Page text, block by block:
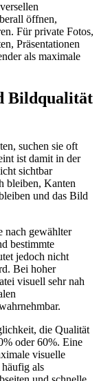
öffnen,
Für private Fotos,
Präsentationen
als maximale
Bildqualität
suchen sie oft
ist damit in der
sichtbar
bleiben, Kanten
und das Bild
nach gewählter
bestimmte
jedoch nicht
Bei hoher
visuell sehr nah
die Qualität
oder 60%. Eine
visuelle
als